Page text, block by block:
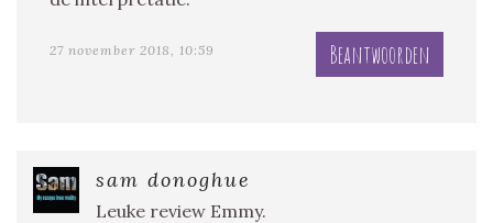
27 november 2018, 10:59 Beantwoorden
sam donoghue
Leuke review Emmy.